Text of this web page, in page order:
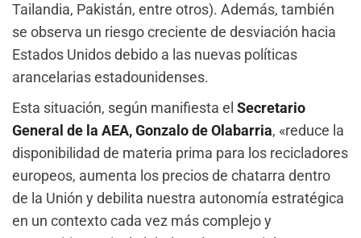
Tailandia, Pakistán, entre otros). Además, también
se observa un riesgo creciente de desviación hacia
Estados Unidos debido a las nuevas políticas
arancelarias estadounidenses.
Esta situación, según manifiesta el Secretario
General de la AEA, Gonzalo de Olabarria, «reduce la
disponibilidad de materia prima para los recicladores
europeos, aumenta los precios de chatarra dentro
de la Unión y debilita nuestra autonomía estratégica
en un contexto cada vez más complejo y